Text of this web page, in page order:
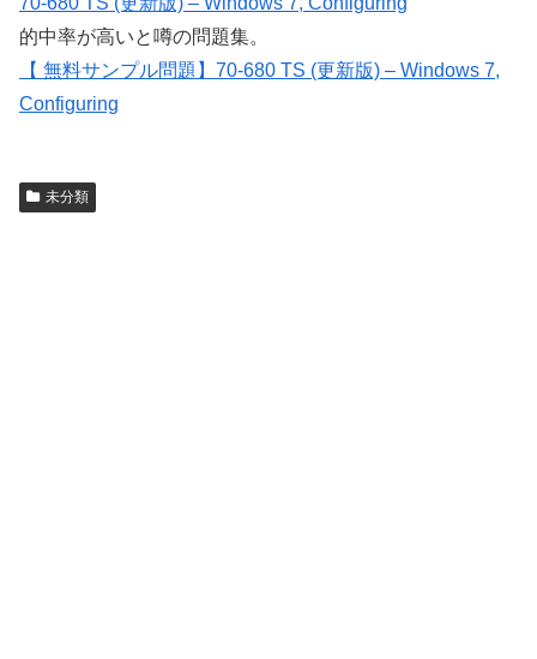
的中率が高いと噂の問題集。
【 無料サンプル問題】70-680 TS (更新版) – Windows 7,
Configuring
未分類